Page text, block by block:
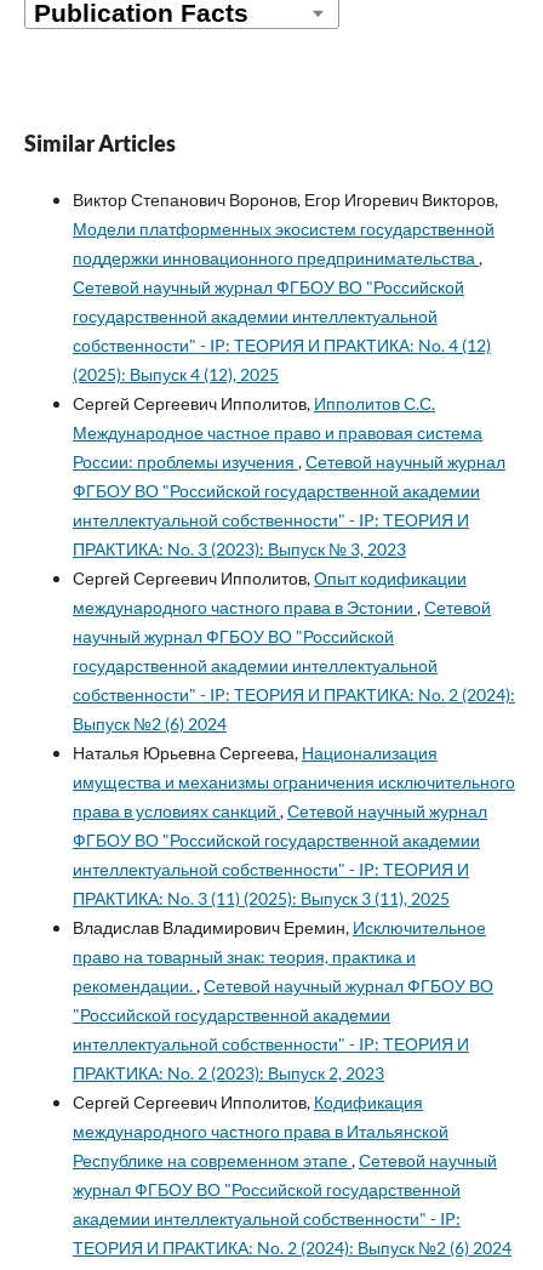
Similar Articles
Виктор Степанович Воронов, Егор Игоревич Викторов,
Модели платформенных экосистем государственной
поддержки инновационного предпринимательства ,
Сетевой научный журнал ФГБОУ ВО "Российской
государственной академии интеллектуальной
собственности" - IP: ТЕОРИЯ И ПРАКТИКА: No. 4 (12)
(2025): Выпуск 4 (12), 2025
Сергей Сергеевич Ипполитов, Ипполитов С.С.
Международное частное право и правовая система
России: проблемы изучения ,Сетевой научный журнал
ФГБОУ ВО "Российской государственной академии
интеллектуальной собственности" - IP: ТЕОРИЯ И
ПРАКТИКА: No. 3 (2023): Выпуск № 3, 2023
Сергей Сергеевич Ипполитов,Опыт кодификации
международного частного права в Эстонии ,Сетевой
научный журнал ФГБОУ ВО "Российской
государственной академии интеллектуальной
собственности" - IP: ТЕОРИЯ И ПРАКТИКА: No. 2 (2024):
Выпуск №2 (6) 2024
Наталья Юрьевна Сергеева, Национализация
имущества и механизмы ограничения исключительного
права в условиях санкций ,Сетевой научный журнал
ФГБОУ ВО "Российской государственной академии
интеллектуальной собственности" - IP: ТЕОРИЯ И
ПРАКТИКА: No. 3 (11) (2025): Выпуск 3 (11), 2025
Владислав Владимирович Еремин, Исключительное
право на товарный знак: теория, практика и
рекомендации.,Сетевой научный журнал ФГБОУ ВО
"Российской государственной академии
интеллектуальной собственности" - IP: ТЕОРИЯ И
ПРАКТИКА: No. 2 (2023): Выпуск 2, 2023
Сергей Сергеевич Ипполитов, Кодификация
международного частного права в Итальянской
Республике на современном этапе,Сетевой научный
журнал ФГБОУ ВО "Российской государственной
академии интеллектуальной собственности" - IP:
ТЕОРИЯ И ПРАКТИКА: No. 2 (2024): Выпуск №2 (6) 2024